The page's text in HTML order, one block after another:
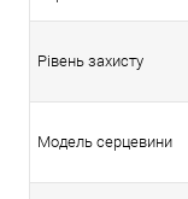
Рівень захисту
Модель серцевини